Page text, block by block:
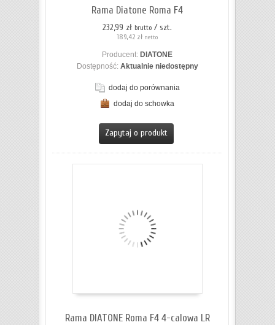
Rama Diatone Roma F4
232,99 zł brutto / szt.
189,42 zł netto
Producent: DIATONE
Dostępność: Aktualnie niedostępny
dodaj do porównania
dodaj do schowka
Zapytaj o produkt
Rama DIATONE Roma F4 4-calowa LR